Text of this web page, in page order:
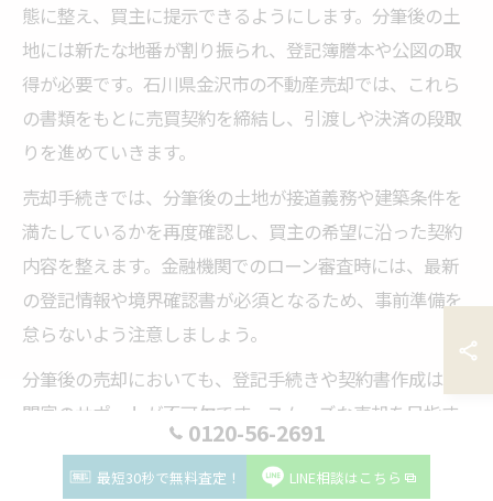
態に整え、買主に提示できるようにします。分筆後の土
地には新たな地番が割り振られ、登記簿謄本や公図の取
得が必要です。石川県金沢市の不動産売却では、これら
の書類をもとに売買契約を締結し、引渡しや決済の段取
りを進めていきます。
売却手続きでは、分筆後の土地が接道義務や建築条件を
満たしているかを再度確認し、買主の希望に沿った契約
内容を整えます。金融機関でのローン審査時には、最新
の登記情報や境界確認書が必須となるため、事前準備を
怠らないよう注意しましょう。
分筆後の売却においても、登記手続きや契約書作成は専
門家のサポートが不可欠です。スムーズな売却を目指す
ため、石川県金沢市に精通した不動産会社や土地家屋調
査士との連携を強化することが成功のカギとなります。
0120-56-2691
最短30秒で無料査定！ LINE相談はこちら